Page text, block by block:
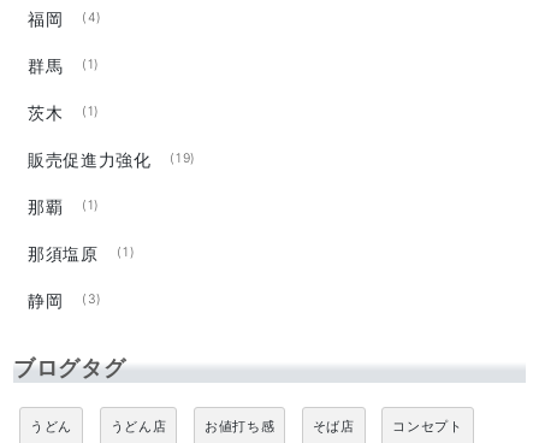
福岡 (4)
群馬 (1)
茨木 (1)
販売促進力強化 (19)
那覇 (1)
那須塩原 (1)
静岡 (3)
ブログタグ
うどん うどん店 お値打ち感 そば店 コンセプト